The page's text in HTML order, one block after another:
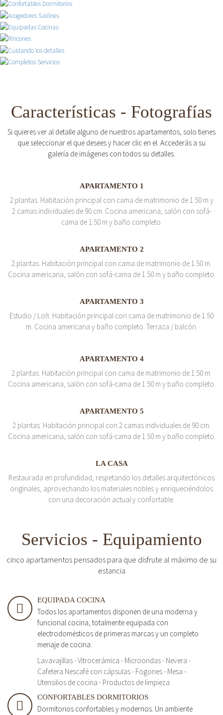
Características - Fotografías
Si quieres ver al detalle alguno de nuestros apartamentos, solo tienes
que seleccionar el que desees y hacer clic en el. Accederás a su
galería de imágenes con todos su detalles.
APARTAMENTO 1
2 plantas. Habitación principal con cama de matrimonio de 1.50 m y
2 camas individuales de 90 cm. Cocina americana, salón con sofá-
cama de 1.50 m y baño completo.
APARTAMENTO 2
2 plantas. Habitación principal con cama de matrimonio de 1.50 m.
Cocina americana, salón con sofá-cama de 1.50 m y baño completo.
APARTAMENTO 3
Estudio / Loft. Habitación principal con cama de matrimonio de 1.50
m. Cocina americana y baño completo. Terraza / balcón.
APARTAMENTO 4
2 plantas. Habitación principal con cama de matrimonio de 1.50 m.
Cocina americana, salón con sofá-cama de 1.50 m y baño completo.
APARTAMENTO 5
2 plantas. Habitación principal con 2 camas individuales de 90 cm.
Cocina americana, salón con sofá-cama de 1.50 m y baño completo.
LA CASA
Restaurada en profundidad, respetando los detalles arquitectónicos
originales, aprovechando los materiales nobles y enriqueciéndolos
con una decoración actual y confortable.
Servicios - Equipamiento
cinco apartamentos pensados para que disfrute al máximo de su
estancia
EQUIPADA COCINA
Todos los apartamentos disponen de una moderna y
funcional cocina, totalmente equipada con
electrodomésticos de primeras marcas y un completo
menaje de cocina.
Lavavajillas - Vitrocerámica - Microondas - Nevera -
Cafetera Nescafé con cápsulas - Fogones - Mesa -
Utensilios de cocina - Productos de limpieza
CONFORTABLES DORMITORIOS
Dormitorios confortables y modernos. Un ambiente